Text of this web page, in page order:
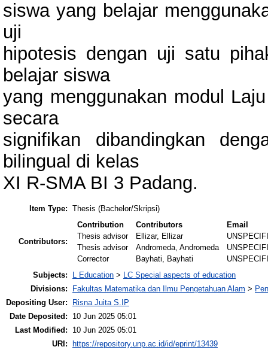
siswa yang belajar
uji
hipotesis dengan uji satu
belajar siswa
yang menggunakan modul
secara
signifikan dibandingkan
bilingual di kelas
XI R-SMA BI 3 Padang.
Item Type: Thesis (Bachelor/Skripsi)
Contributors:
Contribution Contributors
Email
Thesis advisor
Ellizar, Ellizar
Thesis advisor
Andromeda, Andromeda
Corrector
Bayhati, Bayhati
Subjects:
L Education > LC Special aspects of education
Divisions:
Fakultas Matematika dan Ilmu Pengetahuan Alam >
Depositing User:
Risna Juita S.IP
Date Deposited:
10 Jun 2025 05:01
Last Modified:
10 Jun 2025 05:01
URI:
https://repository.unp.ac.id/id/eprint/13439